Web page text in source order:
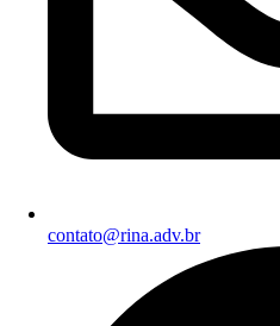
contato@rina.adv.br